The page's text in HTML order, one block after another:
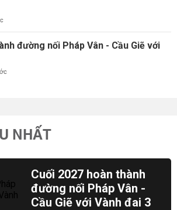
đường nối Pháp Vân - Cầu Giẽ với
NHẤT
Cuối 2027 hoàn thành
đường nối Pháp Vân -
Cầu Giẽ với Vành đai 3